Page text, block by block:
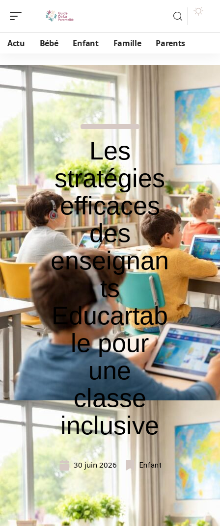
Actu Bébé Enfant Famille Parents
Les
stratégies
efficaces
des
enseignan
ts
Educartab
le pour
une
classe
inclusive
30 juin 2026 Enfant